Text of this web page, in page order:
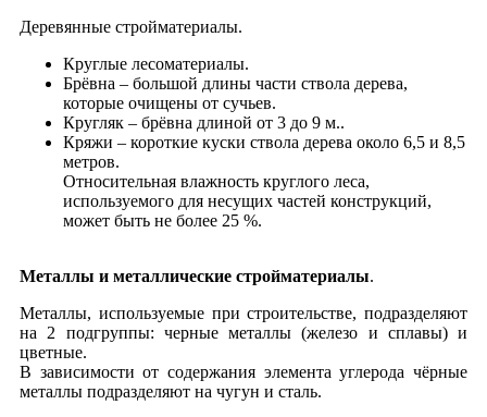
Деревянные стройматериалы.
Круглые лесоматериалы.
Брёвна – большой длины части ствола дерева,
которые очищены от сучьев.
Кругляк – брёвна длиной от 3 до 9 м..
Кряжи – короткие куски ствола дерева около 6,5 и 8,5
метров.
Относительная влажность круглого леса,
используемого для несущих частей конструкций,
может быть не более 25 %.
Металлы и металлические стройматериалы.
Металлы, используемые при строительстве, подразделяют
на 2 подгруппы: черные металлы (железо и сплавы) и
цветные.
В зависимости от содержания элемента углерода чёрные
металлы подразделяют на чугун и сталь.